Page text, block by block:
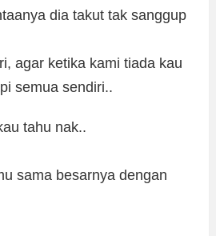
dia takut tak sanggup
agar ketika kami tiada kau
semua sendiri..
tahu nak..
sama besarnya dengan